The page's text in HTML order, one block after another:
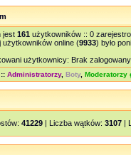
jest 161 użytkowników :: 0
użytkowników online (9933) było
użytkownicy: Brak
Administratorzy, Boty, Moderatorzy
41229 | Liczba wątków: 3107 |